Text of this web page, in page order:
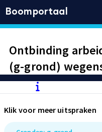
Boomportaal
Ontbinding
(g-grond)
werkneemster
heeft gestuurd
dat bestuurder
Klik voor meer uitspraken